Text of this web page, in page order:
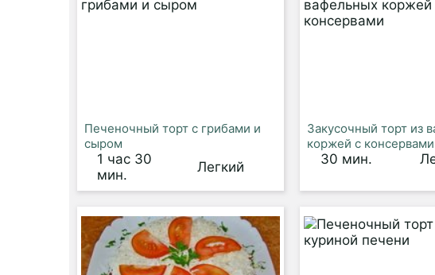
Печеночный торт с грибами и
сыром
1 час 30
мин.
Легкий
Закусочный торт из
коржей с консервами
30 мин.